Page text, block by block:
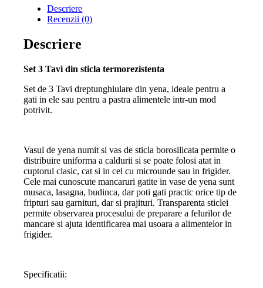
l
Descriere
Recenzii (0)
Descriere
Set 3 Tavi din sticla termorezistenta
Set de 3 Tavi dreptunghiulare din yena, ideale pentru a
gati in ele sau pentru a pastra alimentele intr-un mod
potrivit.
Vasul de yena numit si vas de sticla borosilicata permite o
distribuire uniforma a caldurii si se poate folosi atat in
cuptorul clasic, cat si in cel cu microunde sau in frigider.
Cele mai cunoscute mancaruri gatite in vase de yena sunt
musaca, lasagna, budinca, dar poti gati practic orice tip de
fripturi sau garnituri, dar si prajituri. Transparenta sticlei
permite observarea procesului de preparare a felurilor de
mancare si ajuta identificarea mai usoara a alimentelor in
frigider.
Specificatii: